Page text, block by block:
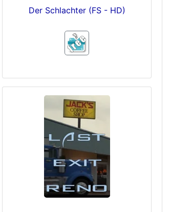
Der Schlachter (FS - HD)